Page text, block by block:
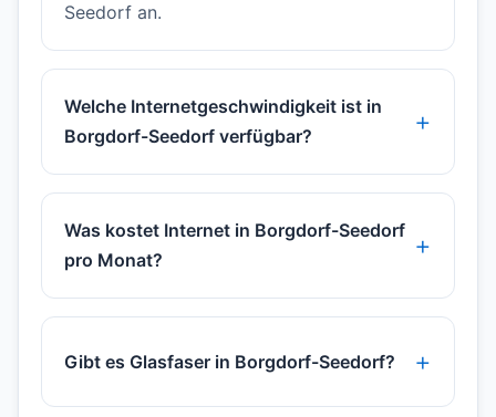
Seedorf an.
Welche Internetgeschwindigkeit ist in
Borgdorf-Seedorf verfügbar?
Was kostet Internet in Borgdorf-Seedorf
pro Monat?
Gibt es Glasfaser in Borgdorf-Seedorf?